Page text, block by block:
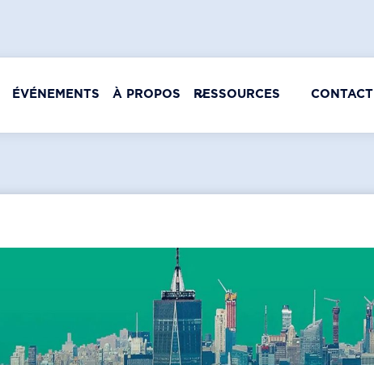
ÉVÉNEMENTS À PROPOS RESSOURCES CONTACT